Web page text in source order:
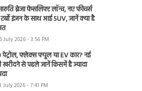
ब्रेजा फेसलिफ्ट लॉन्च, नए फीचर्स
इंजन के साथ आई SUV, जानें क्या है
July 2026 - 3:56 PM
पेट्रोल, फ्लेक्स फ्यूल या EV कार? नई
खरीदने से पहले जानें किसमें है ज्यादा
July 2026 - 7:41 PM